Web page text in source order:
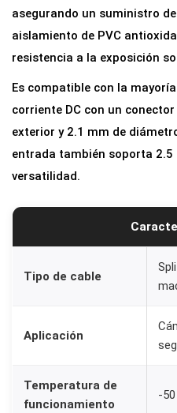
S
a
l
i
d
p
C
a
asegurando un suministro
aislamiento de PVC
resistencia a la exposición
Es compatible con la
corriente DC con un
exterior y 2.1 mm de
entrada también soporta
versatilidad.
Tipo de cable
Aplicación
Temperatura de
funcionamiento
-50